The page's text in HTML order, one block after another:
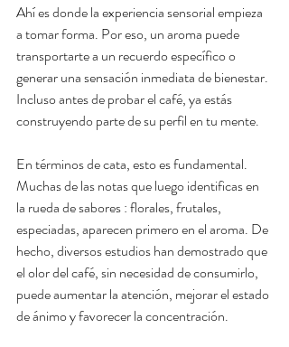
Ahí es donde la experiencia sensorial empieza
a tomar forma. Por eso, un aroma puede
transportarte a un recuerdo específico o
generar una sensación inmediata de bienestar.
Incluso antes de probar el café, ya estás
construyendo parte de su perfil en tu mente.
En términos de cata, esto es fundamental.
Muchas de las notas que luego identificas en
la rueda de sabores : florales, frutales,
especiadas, aparecen primero en el aroma. De
hecho, diversos estudios han demostrado que
el olor del café, sin necesidad de consumirlo,
puede aumentar la atención, mejorar el estado
de ánimo y favorecer la concentración.